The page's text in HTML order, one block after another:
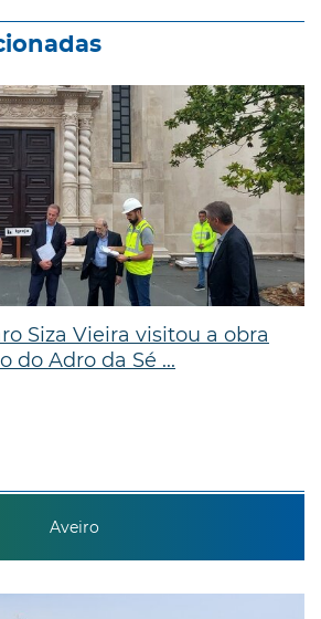
Siza Vieira visitou a obra
do Adro da Sé ...
Aveiro